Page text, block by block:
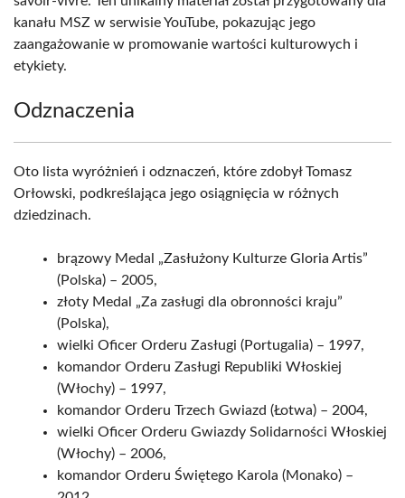
kanału MSZ w serwisie YouTube, pokazując jego
zaangażowanie w promowanie wartości kulturowych i
etykiety.
Odznaczenia
Oto lista wyróżnień i odznaczeń, które zdobył Tomasz
Orłowski, podkreślająca jego osiągnięcia w różnych
dziedzinach.
brązowy Medal „Zasłużony Kulturze Gloria Artis”
(Polska) – 2005,
złoty Medal „Za zasługi dla obronności kraju”
(Polska),
wielki Oficer Orderu Zasługi (Portugalia) – 1997,
komandor Orderu Zasługi Republiki Włoskiej
(Włochy) – 1997,
komandor Orderu Trzech Gwiazd (Łotwa) – 2004,
wielki Oficer Orderu Gwiazdy Solidarności Włoskiej
(Włochy) – 2006,
komandor Orderu Świętego Karola (Monako) –